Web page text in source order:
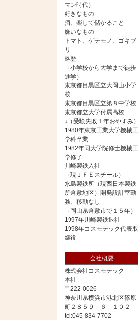
マン時代）
好きなもの
酒、楽して儲かること
嫌いなもの
トマト、ゲテモノ、ゴキブ
リ
略歴
（小学校から大学まで徒歩
通学）
東京都目黒区立大岡山小学
校
東京都目黒区立第８中学校
東京都立大学付属高校
↓（受験失敗１年おやすみ）
1980年東京工業大学機械工
学科卒業
1982年同大学院修士機械工
学修了
川崎製鉄入社
（現ＪＦＥスチール）
水島製鉄所（現西日本製鉄
所倉敷地区）開発設計室勤
務、移動なし
（岡山県倉敷市で１５年）
1997年川崎製鉄退社
1998年コスモテック代表取
締役
会社概要
株式会社コスモテック
本社
〒222-0026
神奈川県横浜市港北区篠原
町２８５９－６－１０２
tel:045-834-7702